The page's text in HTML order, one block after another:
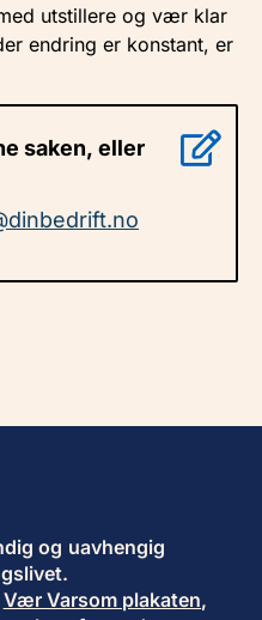
utstillere og vær klar
endring er konstant, er
saken, eller
og uavhengig
Vær Varsom plakaten,